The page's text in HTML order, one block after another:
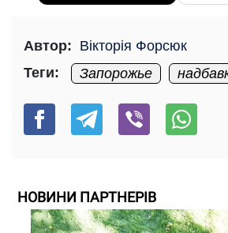
Автор: Вікторія Форсюк
Теги:
Запорожье
НОВИНИ ПАРТНЕРІВ